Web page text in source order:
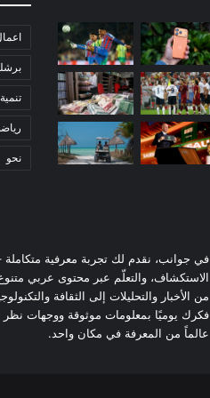
:
ه
ل
ح
ا
ن
ا
ل
ا
س
ت
غ
ل
تنمية
نحو
في جوانب، نقدم لك تجربة معرفية متكاملة
الاستكشاف، والتعلّم عبر محتوى عربي
من الأخبار والتحليلات إلى الثقافة
فكرك يوميًا بمعلومات موثوقة ووجهات نظر
عالماً من المعرفة في مكان واحد.